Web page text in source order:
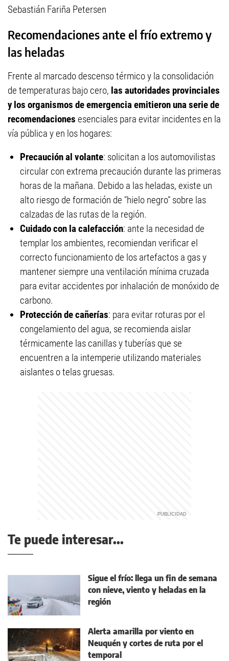
Sebastián Fariña Petersen
Recomendaciones ante el frío extremo y
las heladas
Frente al marcado descenso térmico y la consolidación
de temperaturas bajo cero, las autoridades provinciales
y los organismos de emergencia emitieron una serie de
recomendaciones esenciales para evitar incidentes en la
vía pública y en los hogares:
Precaución al volante: solicitan a los automovilistas
circular con extrema precaución durante las primeras
horas de la mañana. Debido a las heladas, existe un
alto riesgo de formación de "hielo negro" sobre las
calzadas de las rutas de la región.
Cuidado con la calefacción: ante la necesidad de
templar los ambientes, recomiendan verificar el
correcto funcionamiento de los artefactos a gas y
mantener siempre una ventilación mínima cruzada
para evitar accidentes por inhalación de monóxido de
carbono.
Protección de cañerías: para evitar roturas por el
congelamiento del agua, se recomienda aislar
térmicamente las canillas y tuberías que se
encuentren a la intemperie utilizando materiales
aislantes o telas gruesas.
Te puede interesar...
Sigue el frío: llega un fin de semana
con nieve, viento y heladas en la
región
Alerta amarilla por viento en
Neuquén y cortes de ruta por el
temporal